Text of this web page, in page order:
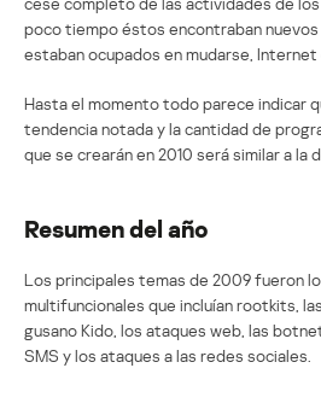
poco tiempo éstos encontraban
estaban ocupados en mudarse, Internet
Hasta el momento todo parece indicar
tendencia notada y la cantidad de
que se crearán en 2010 será similar a la
Resumen del año
Los principales temas de 2009 fueron
multifuncionales que incluían rootkits,
gusano Kido, los ataques web, las
SMS y los ataques a las redes sociales.